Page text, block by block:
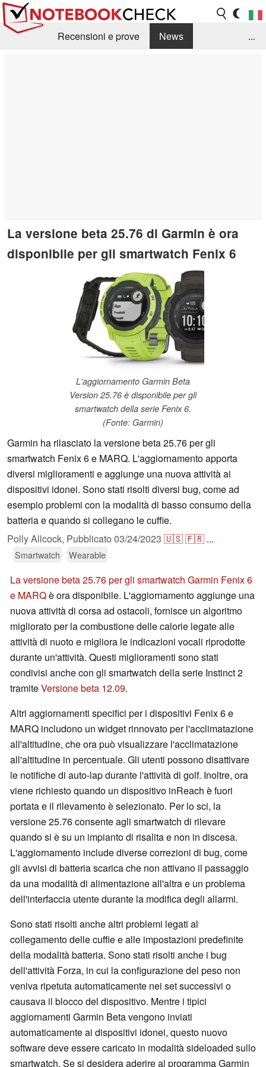
Recensioni e prove
News
...
La versione beta 25.76 di Garmin è ora
disponibile per gli smartwatch Fenix 6
L'aggiornamento Garmin Beta
Version 25.76 è disponibile per gli
smartwatch della serie Fenix 6.
(Fonte: Garmin)
Garmin ha rilasciato la versione beta 25.76 per gli
smartwatch Fenix 6 e MARQ. L'aggiornamento apporta
diversi miglioramenti e aggiunge una nuova attività ai
dispositivi idonei. Sono stati risolti diversi bug, come ad
esempio problemi con la modalità di basso consumo della
batteria e quando si collegano le cuffie.
Polly Allcock, Pubblicato 03/24/2023 🇺🇸🇫🇷 ...
Smartwatch Wearable
La versione beta 25.76 per gli smartwatch Garmin Fenix 6
e MARQè ora disponibile. L'aggiornamento aggiunge una
nuova attività di corsa ad ostacoli, fornisce un algoritmo
migliorato per la combustione delle calorie legate alle
attività di nuoto e migliora le indicazioni vocali riprodotte
durante un'attività. Questi miglioramenti sono stati
condivisi anche con gli smartwatch della serie Instinct 2
tramiteVersione beta 12.09.
Altri aggiornamenti specifici per i dispositivi Fenix 6 e
MARQ includono un widget rinnovato per l'acclimatazione
all'altitudine, che ora può visualizzare l'acclimatazione
all'altitudine in percentuale. Gli utenti possono disattivare
le notifiche di auto-lap durante l'attività di golf. Inoltre, ora
viene richiesto quando un dispositivo inReach è fuori
portata e il rilevamento è selezionato. Per lo sci, la
versione 25.76 consente agli smartwatch di rilevare
quando si è su un impianto di risalita e non in discesa.
L'aggiornamento include diverse correzioni di bug, come
gli avvisi di batteria scarica che non attivano il passaggio
da una modalità di alimentazione all'altra e un problema
dell'interfaccia utente durante la modifica degli allarmi.
Sono stati risolti anche altri problemi legati al
collegamento delle cuffie e alle impostazioni predefinite
della modalità batteria. Sono stati risolti anche i bug
dell'attività Forza, in cui la configurazione del peso non
veniva ripetuta automaticamente nei set successivi o
causava il blocco del dispositivo. Mentre i tipici
aggiornamenti Garmin Beta vengono inviati
automaticamente ai dispositivi idonei, questo nuovo
software deve essere caricato in modalità sideloaded sullo
smartwatch. Se si desidera aderire al programma Garmin